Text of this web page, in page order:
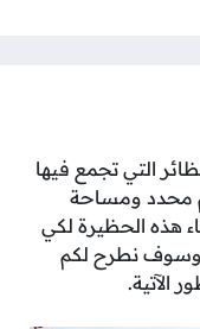
التي تجمع فيها
محدد ومساحة
هذه الحظيرة لكي
وسوف نطرح لكم
الآتية.